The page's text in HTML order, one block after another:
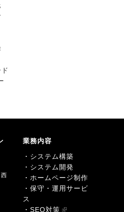
業務内容
・システム構築
・システム開発
・ホームページ制作
・保守・運用サービ
ス
・SEO対策